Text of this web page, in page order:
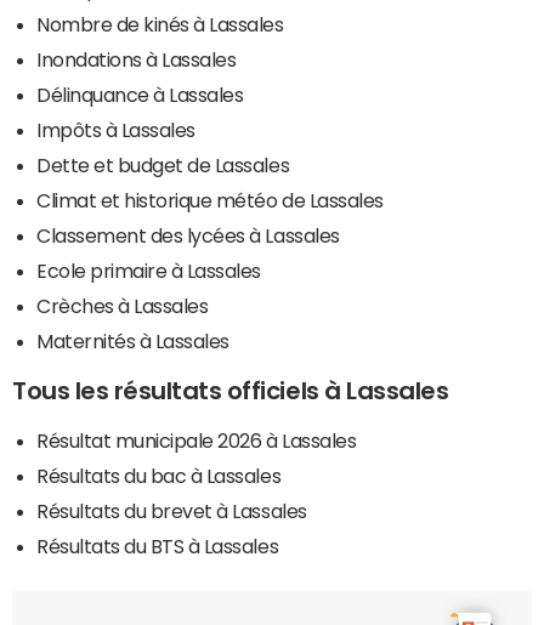
Nombre de kinés à Lassales
Inondations à Lassales
Délinquance à Lassales
Impôts à Lassales
Dette et budget de Lassales
Climat et historique météo de Lassales
Classement des lycées à Lassales
Ecole primaire à Lassales
Crèches à Lassales
Maternités à Lassales
Tous les résultats officiels à Lassales
Résultat municipale 2026 à Lassales
Résultats du bac à Lassales
Résultats du brevet à Lassales
Résultats du BTS à Lassales